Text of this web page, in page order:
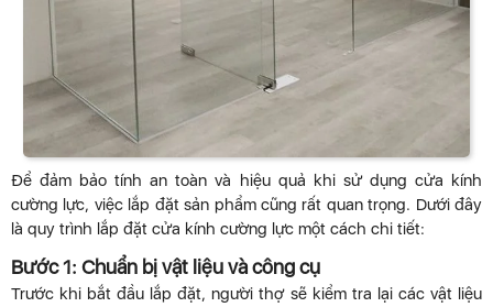
Để đảm bảo tính an toàn và hiệu quả khi sử dụng cửa kính
cường lực, việc lắp đặt sản phẩm cũng rất quan trọng. Dưới đây
là quy trình lắp đặt cửa kính cường lực một cách chi tiết:
Bước 1: Chuẩn bị vật liệu và công cụ
Trước khi bắt đầu lắp đặt, người thợ sẽ kiểm tra lại các vật liệu